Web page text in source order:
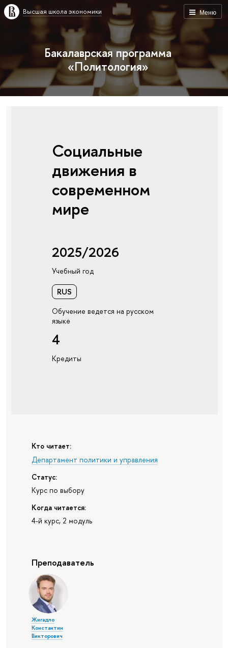
Меню
Высшая школа экономики
Бакалаврская программа
«Политология»
Социальные
движения в
современном
мире
2025/2026
Учебный год
RUS
Обучение ведется на русском
языке
4
Кредиты
Кто читает:
Департамент политики и управления
Статус:
Курс по выбору
Когда читается:
4-й курс, 2 модуль
Преподаватель
Жигадло
Константин
Викторович